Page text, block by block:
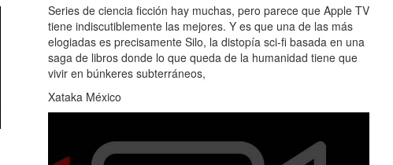
Series de ciencia ficción hay muchas, pero parece que Apple TV
tiene indiscutiblemente las mejores. Y es que una de las más
elogiadas es precisamente Silo, la distopía sci-fi basada en una
saga de libros donde lo que queda de la humanidad tiene que
vivir en búnkeres subterráneos,
Xataka México